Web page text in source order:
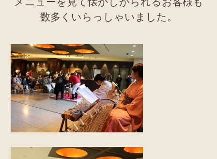
数多くいらっしゃいました。